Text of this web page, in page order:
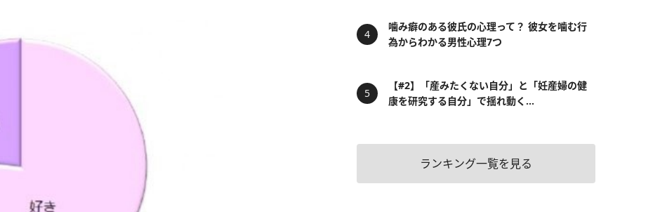
噛み癖のある彼氏の心理って？ 彼女を噛む行
為からわかる男性心理7つ
【#2】「産みたくない自分」と「妊産婦の健
康を研究する自分」で揺れ動く...
ランキング一覧を見る